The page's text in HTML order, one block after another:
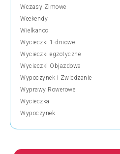
Wczasy Zimowe
Weekendy
Wielkanoc
Wycieczki 1-dniowe
Wycieczki egzotyczne
Wycieczki Objazdowe
Wypoczynek i Zwiedzanie
Wyprawy Rowerowe
Wycieczka
Wypoczynek